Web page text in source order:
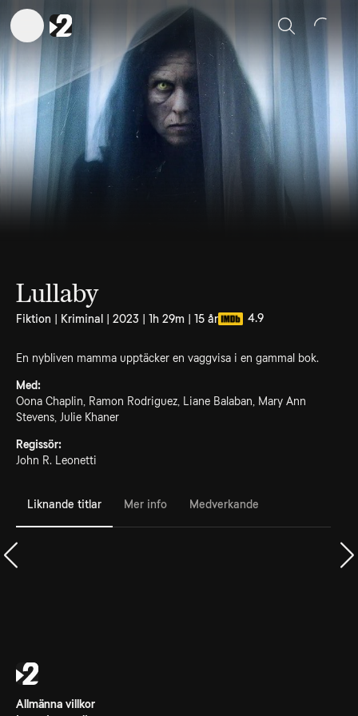
Sök
Lullaby
Fiktion | Kriminal | 2023 | 1h 29m | 15 år 4.9
En nybliven mamma upptäcker en vaggvisa i en gammal bok.
Med:
Oona Chaplin, Ramon Rodriguez, Liane Balaban, Mary Ann
Stevens, Julie Khaner
Regissör:
John R. Leonetti
Liknande titlar Mer info Medverkande
Allmänna villkor